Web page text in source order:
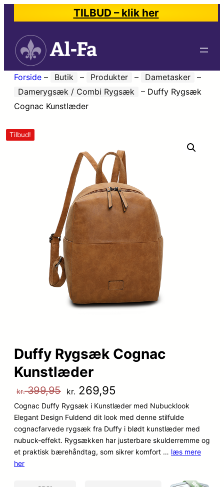
TILBUD – klik her
Forside – Butik – Produkter – Dametasker
–
Damerygsæk / Combi Rygsæk
– Duffy Rygsæk
Cognac Kunstlæder
Tilbud!
Duffy Rygsæk Cognac
Kunstlæder
kr.399,95 D
e
n
o
kr. 269,95
e
n
a
Cognac Duffy Rygsæk i Kunstlæder med Nubucklook
Elegant Design Fuldend dit look med denne stilfulde
cognacfarvede rygsæk fra Duffy i blødt kunstlæder med
nubuck-effekt. Rygsækken har justerbare skulderremme og
et praktisk bærehåndtag, som sikrer komfort … læs mere
her